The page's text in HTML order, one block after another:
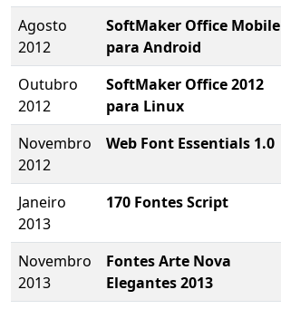
Agosto
2012
SoftMaker Office Mobile
para Android
Outubro
2012
SoftMaker Office 2012
para Linux
Novembro
2012
Web Font Essentials 1.0
Janeiro
2013
170 Fontes Script
Novembro
2013
Fontes Arte Nova
Elegantes 2013